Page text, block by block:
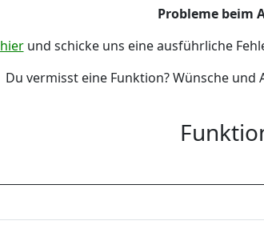
Probleme beim
hierund schicke uns eine ausführliche
Du vermisst eine Funktion? Wünsche